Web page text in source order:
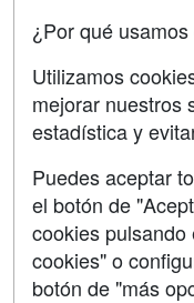
Contactar
Confidencialidad
Aviso legal
Copyleft
¿Por qué
Utilizamos
mejorar nuestros
estadística y
Puedes aceptar
el botón de
cookies
cookies" o
botón de "más